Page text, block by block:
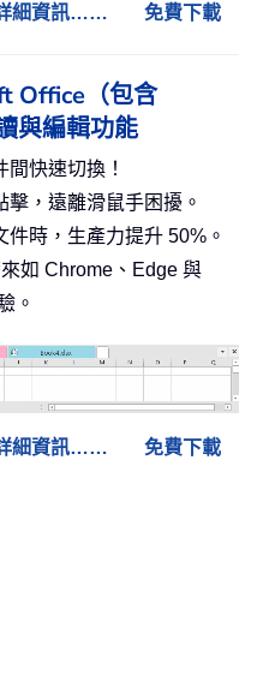
細資訊…… 免費下載
Office（包含
與編輯功能
快速切換！
，遠離滑鼠手困擾。
時，生產力提升 50%。
如 Chrome、Edge 與
。
細資訊…… 免費下載